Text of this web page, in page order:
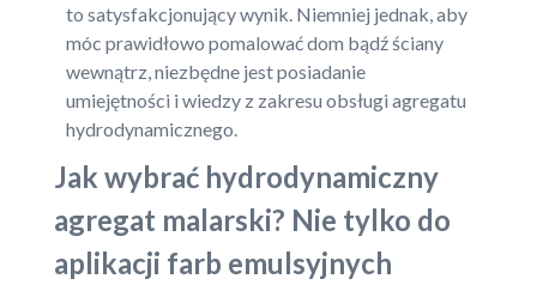
to satysfakcjonujący wynik. Niemniej jednak, aby
móc prawidłowo pomalować dom bądź ściany
wewnątrz, niezbędne jest posiadanie
umiejętności i wiedzy z zakresu obsługi agregatu
hydrodynamicznego.
Jak wybrać hydrodynamiczny
agregat malarski? Nie tylko do
aplikacji farb emulsyjnych